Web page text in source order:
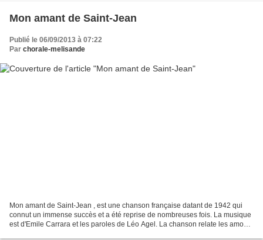
Mon amant de Saint-Jean
Publié le 06/09/2013 à 07:22
Par chorale-melisande
Mon amant de Saint-Jean , est une chanson française datant de 1942 qui
connut un immense succès et a été reprise de nombreuses fois. La musique
est d'Emile Carrara et les paroles de Léo Agel. La chanson relate les amours